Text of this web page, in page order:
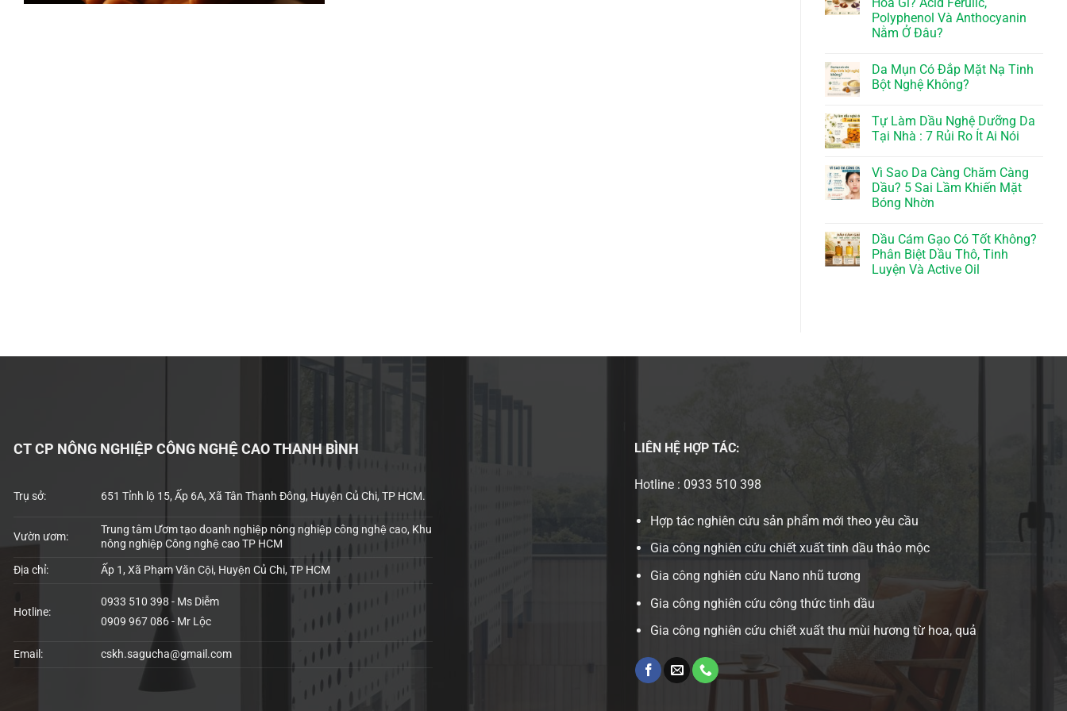
Polyphenol Và Anthocyanin
Nằm Ở Đâu?
Da Mụn Có Đắp Mặt Nạ Tinh
Bột Nghệ Không?
Tự Làm Dầu Nghệ Dưỡng Da
Tại Nhà : 7 Rủi Ro Ít Ai Nói
Vì Sao Da Càng Chăm Càng
Dầu? 5 Sai Lầm Khiến Mặt
Bóng Nhờn
Dầu Cám Gạo Có Tốt Không?
Phân Biệt Dầu Thô, Tinh
Luyện Và Active Oil
CT CP NÔNG NGHIỆP CÔNG NGHỆ CAO THANH BÌNH
Trụ sở: 651 Tỉnh lộ 15, Ấp 6A, Xã Tân Thạnh Đông, Huyện Củ Chi, TP HCM.
Vườn ươm:
Trung tâm Ươm tạo doanh nghiệp nông nghiệp công nghệ cao, Khu
nông nghiệp Công nghệ cao TP HCM
Địa chỉ: Ấp 1, Xã Phạm Văn Cội, Huyện Củ Chi, TP HCM
Hotline:
0933 510 398 - Ms Diễm
0909 967 086 - Mr Lộc
Email: cskh.sagucha@gmail.com
LIÊN HỆ HỢP TÁC:
Hotline : 0933 510 398
Hợp tác nghiên cứu sản phẩm mới theo yêu cầu
Gia công nghiên cứu chiết xuất tinh dầu thảo mộc
Gia công nghiên cứu Nano nhũ tương
Gia công nghiên cứu công thức tinh dầu
Gia công nghiên cứu chiết xuất thu mùi hương từ hoa, quả